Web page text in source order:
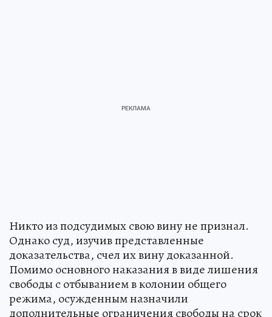
Никто из подсудимых свою вину не признал.
Однако суд, изучив представленные
доказательства, счел их вину доказанной.
Помимо основного наказания в виде лишения
свободы с отбыванием в колонии общего
режима, осужденным назначили
дополнительные ограничения свободы на срок